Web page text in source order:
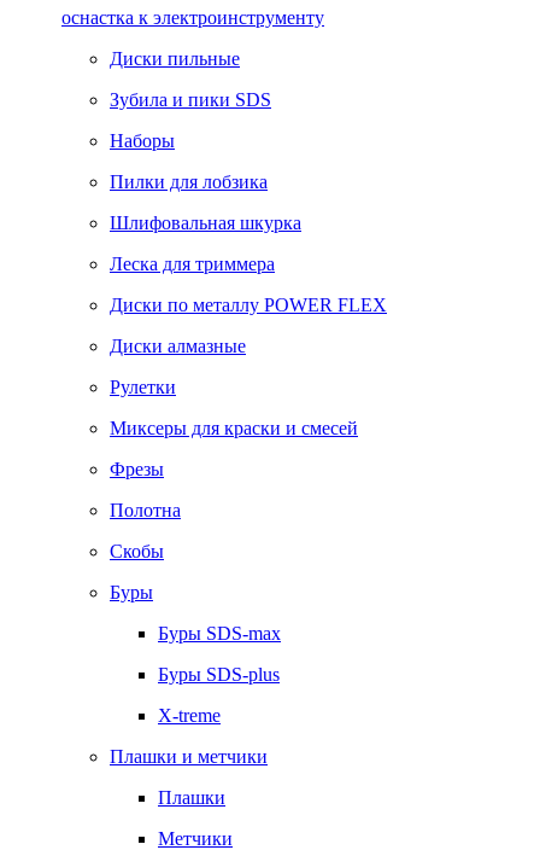
оснастка к электроинструменту
Диски пильные
Зубила и пики SDS
Наборы
Пилки для лобзика
Шлифовальная шкурка
Леска для триммера
Диски по металлу POWER FLEX
Диски алмазные
Рулетки
Миксеры для краски и смесей
Фрезы
Полотна
Скобы
Буры
Буры SDS-max
Буры SDS-plus
X-treme
Плашки и метчики
Плашки
Метчики